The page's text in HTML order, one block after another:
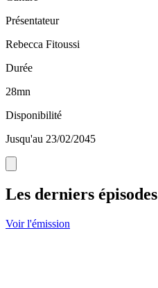
Présentateur
Rebecca Fitoussi
Durée
28mn
Disponibilité
Jusqu'au 23/02/2045
Les derniers épisodes
Voir l'émission